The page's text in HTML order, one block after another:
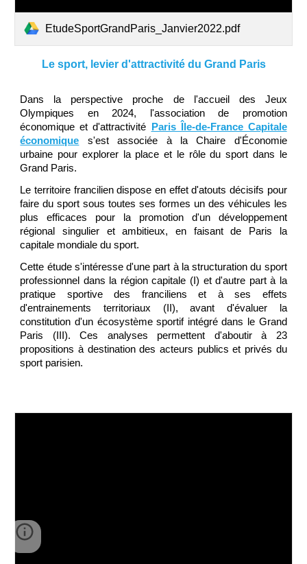
EtudeSportGrandParis_Janvier2022.pdf
Le sport, levier d'attractivité du Grand Paris
Dans la perspective proche de l'accueil des Jeux
Olympiques en 2024, l'association de promotion
économique et d'attractivité
Paris Île-de-France Capitale
économique s'est associée à la Chaire d'Économie
urbaine pour explorer la place et le rôle du sport dans le
Grand Paris.
Le territoire francilien dispose en effet d'atouts décisifs pour
faire du sport sous toutes ses formes un des véhicules les
plus efficaces pour la promotion d'un développement
régional singulier et ambitieux, en faisant de Paris la
capitale mondiale du sport.
Cette étude s'intéresse d'une part à la structuration du sport
professionnel dans la région capitale (I) et d'autre part à la
pratique sportive des franciliens et à ses effets
d'entrainements territoriaux (II), avant d'évaluer la
constitution d'un écosystème sportif intégré dans le Grand
Paris (III). Ces analyses permettent d'aboutir à 23
propositions à destination des acteurs publics et privés du
sport parisien.